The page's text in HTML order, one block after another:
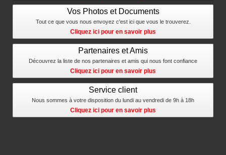
Vos Photos et Documents
Tout ce que vous nous envoyez c'est ici que vous le trouverez.
Cliquez ici pour en savoir plus
Partenaires et Amis
Découvrez la liste de nos partenaires et amis qui nous font confiance
Cliquez ici pour en savoir plus
Service client
Nous sommes à votre disposition du lundi au vendredi de 9h à 18h
Cliquez ici pour en savoir plus